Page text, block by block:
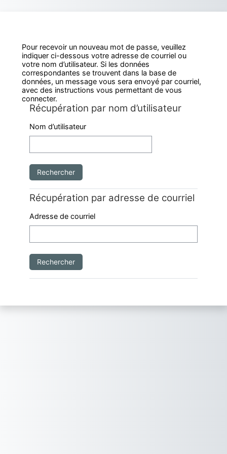
Pour recevoir un nouveau mot de passe, veuillez
indiquer ci-dessous votre adresse de courriel ou
votre nom d’utilisateur. Si les données
correspondantes se trouvent dans la base de
données, un message vous sera envoyé par courriel,
avec des instructions vous permettant de vous
connecter.
Récupération par nom d’utilisateur
Récupération par nom d’utilisateur
Nom d’utilisateur
Récupération par adresse de courriel
Récupération par adresse de courriel
Adresse de courriel